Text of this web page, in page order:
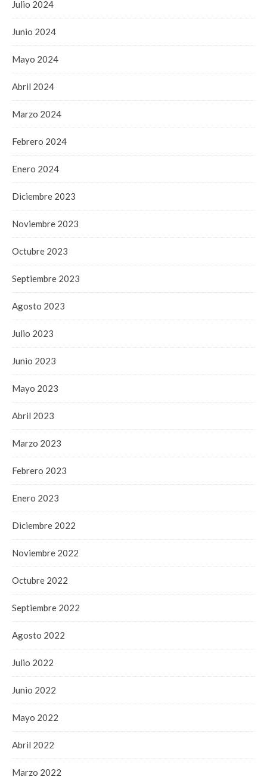
Julio 2024
Junio 2024
Mayo 2024
Abril 2024
Marzo 2024
Febrero 2024
Enero 2024
Diciembre 2023
Noviembre 2023
Octubre 2023
Septiembre 2023
Agosto 2023
Julio 2023
Junio 2023
Mayo 2023
Abril 2023
Marzo 2023
Febrero 2023
Enero 2023
Diciembre 2022
Noviembre 2022
Octubre 2022
Septiembre 2022
Agosto 2022
Julio 2022
Junio 2022
Mayo 2022
Abril 2022
Marzo 2022